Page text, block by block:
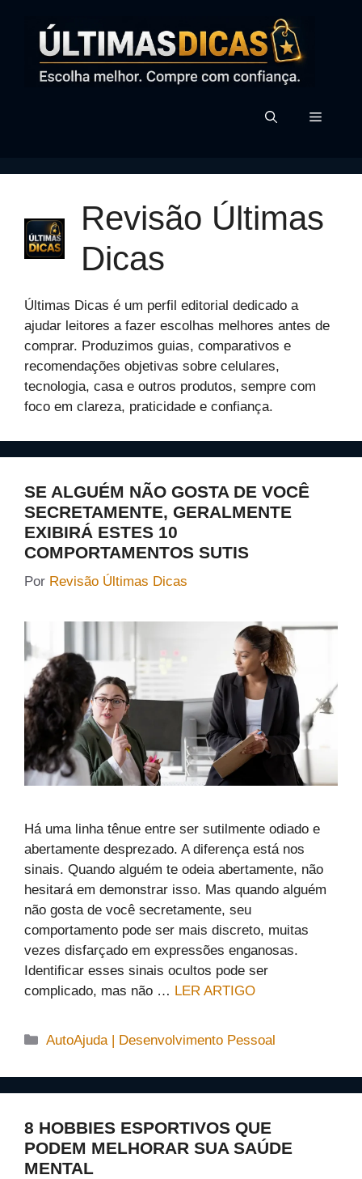
conteúdo
MENU
Revisão Últimas
Dicas
Últimas Dicas é um perfil editorial dedicado a
ajudar leitores a fazer escolhas melhores antes de
comprar. Produzimos guias, comparativos e
recomendações objetivas sobre celulares,
tecnologia, casa e outros produtos, sempre com
foco em clareza, praticidade e confiança.
SE ALGUÉM NÃO GOSTA DE VOCÊ
SECRETAMENTE, GERALMENTE
EXIBIRÁ ESTES 10
COMPORTAMENTOS SUTIS
Por Revisão Últimas Dicas
Há uma linha tênue entre ser sutilmente odiado e
abertamente desprezado. A diferença está nos
sinais. Quando alguém te odeia abertamente, não
hesitará em demonstrar isso. Mas quando alguém
não gosta de você secretamente, seu
comportamento pode ser mais discreto, muitas
vezes disfarçado em expressões enganosas.
Identificar esses sinais ocultos pode ser
complicado, mas não … LER ARTIGO
Categorias
AutoAjuda | Desenvolvimento Pessoal
8 HOBBIES ESPORTIVOS QUE
PODEM MELHORAR SUA SAÚDE
MENTAL